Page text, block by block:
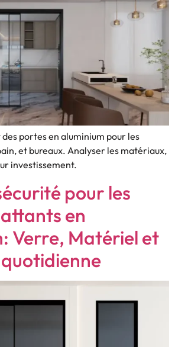
portes en aluminium pour les
et bureaux. Analyser les matériaux,
investissement.
pour les
en
Verre, Matériel et